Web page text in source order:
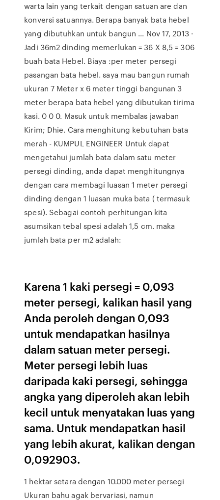
warta lain yang terkait dengan satuan are dan
konversi satuannya. Berapa banyak bata hebel
yang dibutuhkan untuk bangun ... Nov 17, 2013 ·
Jadi 36m2 dinding memerlukan = 36 X 8,5 = 306
buah bata Hebel. Biaya :per meter persegi
pasangan bata hebel. saya mau bangun rumah
ukuran 7 Meter x 6 meter tinggi bangunan 3
meter berapa bata hebel yang dibutukan tirima
kasi. 0 0 0. Masuk untuk membalas jawaban
Kirim; Dhie. Cara menghitung kebutuhan bata
merah - KUMPUL ENGINEER Untuk dapat
mengetahui jumlah bata dalam satu meter
persegi dinding, anda dapat menghitungnya
dengan cara membagi luasan 1 meter persegi
dinding dengan 1 luasan muka bata ( termasuk
spesi). Sebagai contoh perhitungan kita
asumsikan tebal spesi adalah 1,5 cm. maka
jumlah bata per m2 adalah:
Karena 1 kaki persegi = 0,093
meter persegi, kalikan hasil yang
Anda peroleh dengan 0,093
untuk mendapatkan hasilnya
dalam satuan meter persegi.
Meter persegi lebih luas
daripada kaki persegi, sehingga
angka yang diperoleh akan lebih
kecil untuk menyatakan luas yang
sama. Untuk mendapatkan hasil
yang lebih akurat, kalikan dengan
0,092903.
1 hektar setara dengan 10.000 meter persegi
Ukuran bahu agak bervariasi, namun